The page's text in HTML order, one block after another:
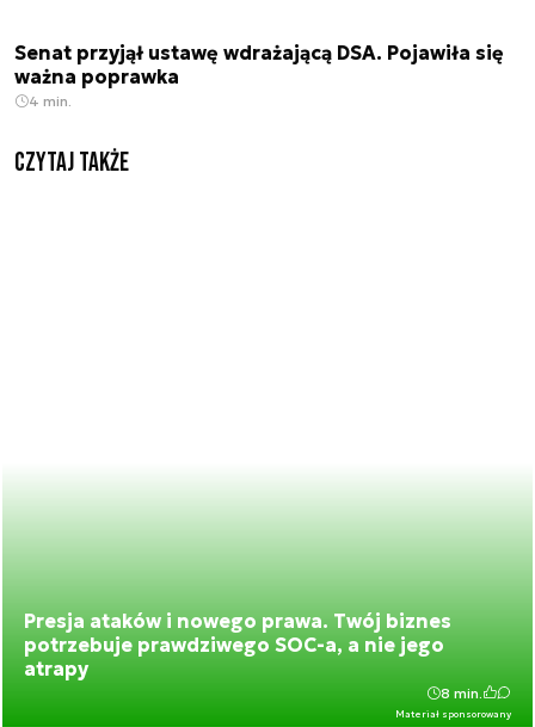
Senat przyjął ustawę wdrażającą DSA. Pojawiła się
ważna poprawka
4 min.
Czytaj także
Presja ataków i nowego prawa. Twój biznes
potrzebuje prawdziwego SOC-a, a nie jego
atrapy
Materiał sponsorowany
8 min.